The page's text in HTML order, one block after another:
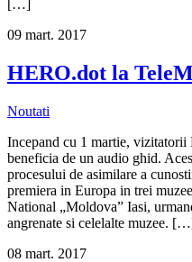
[…]
09 mart. 2017
HERO.dot la TeleM
Noutati
Incepand cu 1 martie,
beneficia de un audio ghid.
procesului de asimilare a
premiera in Europa in trei
National „Moldova” Iasi,
angrenate si celelalte muzee.
08 mart. 2017